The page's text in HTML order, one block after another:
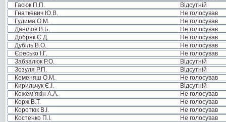
Гасюк П.П.
Відсутній
Гнаткевич Ю.В.
Не голосував
Гудима О.М.
Не голосував
Данілов В.Б.
Не голосував
Добряк Є.Д.
Не голосував
Дубіль В.О.
Не голосував
Єресько І.Г.
Не голосував
Забзалюк Р.О.
Відсутній
Зозуля Р.П.
Відсутній
Кеменяш О.М.
Не голосував
Кирильчук Є.І.
Відсутній
Кожем’якін А.А.
Не голосував
Корж В.Т.
Не голосував
Коротюк В.І.
Не голосував
Костенко П.І.
Не голосував